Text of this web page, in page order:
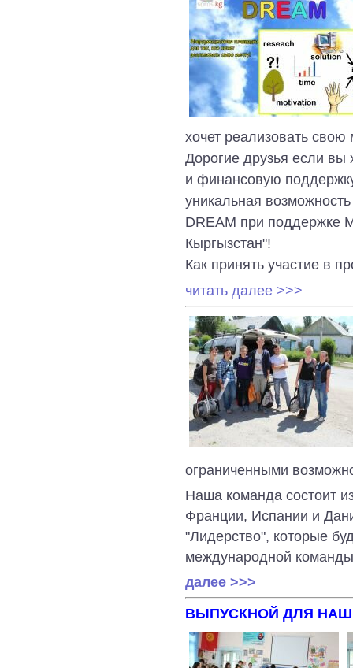
хочет реализовать свою
Дорогие друзья если вы
и финансовую
уникальная
DREAM при поддержке
Кыргызстан"!
Как принять участие в
читать далее >>>
ограниченными
Наша команда состоит
Франции, Испании и
"Лидерство", которые
международной
далее >>>
ВЫПУСКНОЙ ДЛЯ